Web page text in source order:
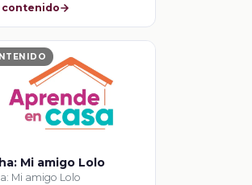
contenido
Mi amigo Lolo
Mi amigo Lolo